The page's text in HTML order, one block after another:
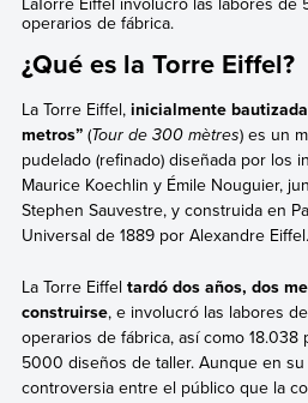
operarios de fábrica.
¿Qué es la Torre Eiffel?
La Torre Eiffel, inicialmente
metros”(Tour de 300 mètres) es un
pudelado (refinado) diseñada por los
Maurice Koechlin y Émile Nouguier,
Stephen Sauvestre, y construida en
Universal de 1889 por Alexandre Eiffel.
La Torre Eiffel tardó dos años, dos
construirse, e involucró las labores
operarios de fábrica, así como
5000 diseños de taller. Aunque en
controversia entre el público que la